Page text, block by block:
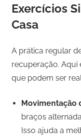
Exercícios
Casa
A prática regular
recuperação. Aqui
que podem ser
Movimentação
braços
Isso ajuda a